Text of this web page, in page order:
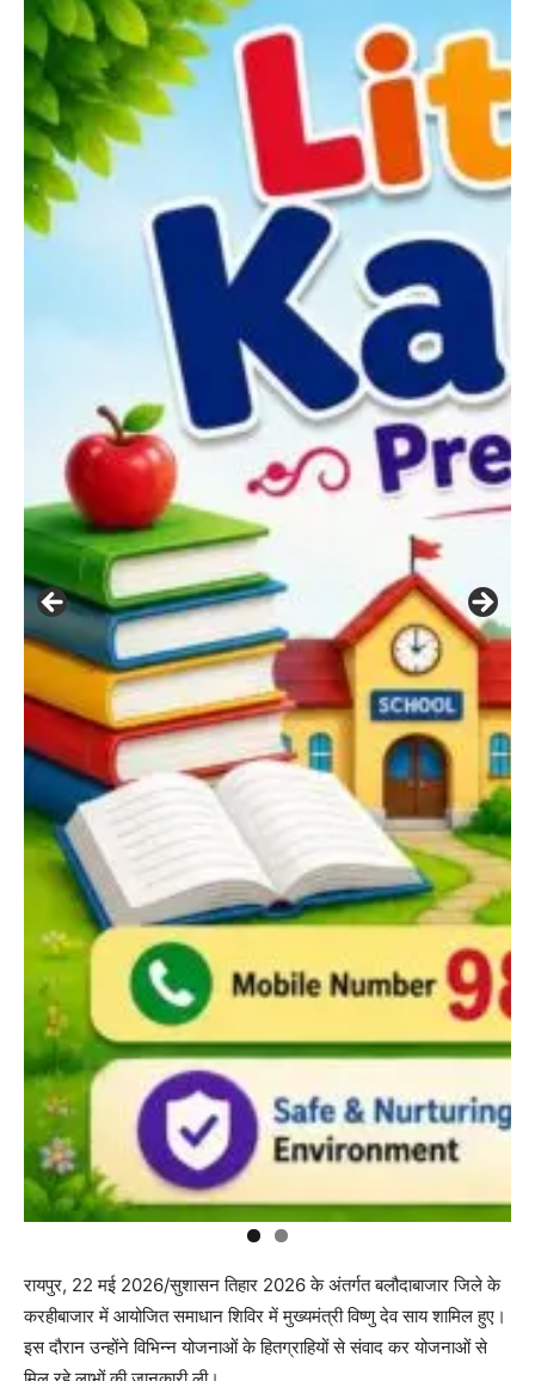
रायपुर, 22 मई 2026/सुशासन तिहार 2026 के अंतर्गत बलौदाबाजार जिले के
करहीबाजार में आयोजित समाधान शिविर में मुख्यमंत्री विष्णु देव साय शामिल हुए।
इस दौरान उन्होंने विभिन्न योजनाओं के हितग्राहियों से संवाद कर योजनाओं से